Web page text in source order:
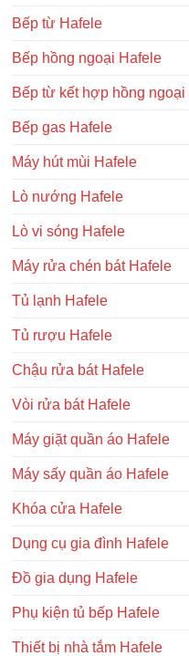
Bếp từ Hafele
Bếp hồng ngoại Hafele
Bếp từ kết hợp hồng ngoại
Bếp gas Hafele
Máy hút mùi Hafele
Lò nướng Hafele
Lò vi sóng Hafele
Máy rửa chén bát Hafele
Tủ lạnh Hafele
Tủ rượu Hafele
Chậu rửa bát Hafele
Vòi rửa bát Hafele
Máy giặt quần áo Hafele
Máy sấy quần áo Hafele
Khóa cửa Hafele
Dụng cụ gia đình Hafele
Đồ gia dụng Hafele
Phụ kiện tủ bếp Hafele
Thiết bị nhà tắm Hafele